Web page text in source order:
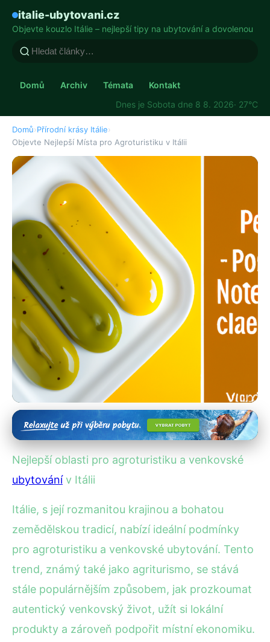
italie-ubytovani.cz
Objevte kouzlo Itálie – nejlepší tipy na ubytování a dovolenou
Domů Archiv Témata
Kontakt
Dnes je Sobota dne 8 8. 2026· 27°C
Domů›Přírodní krásy Itálie›
Objevte Nejlepší Místa pro Agroturistiku v Itálii
Přírodní krásy Itálie
Objevte Nejlepší Místa pro
Agroturistiku v Itálii
Nejlepší oblasti pro agroturistiku a venkovské
ubytovánív Itálii
Itálie, s její rozmanitou krajinou a bohatou
zemědělskou tradicí, nabízí ideální podmínky
pro agroturistiku a venkovské ubytování. Tento
trend, známý také jako agriturismo, se stává
stále populárnějším způsobem, jak prozkoumat
autentický venkovský život, užít si lokální
produkty a zároveň podpořit místní ekonomiku.